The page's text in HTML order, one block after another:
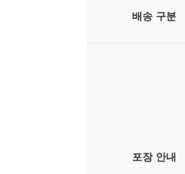
배송 구분
포장 안내